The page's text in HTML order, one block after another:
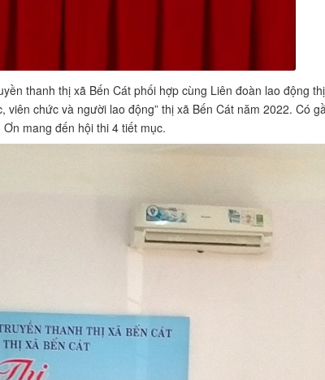
thanh thị xã Bến Cát phối hợp cùng Liên đoàn lao động
viên chức và người lao động” thị xã Bến Cát năm 2022. Có
mang đến hội thi 4 tiết mục.